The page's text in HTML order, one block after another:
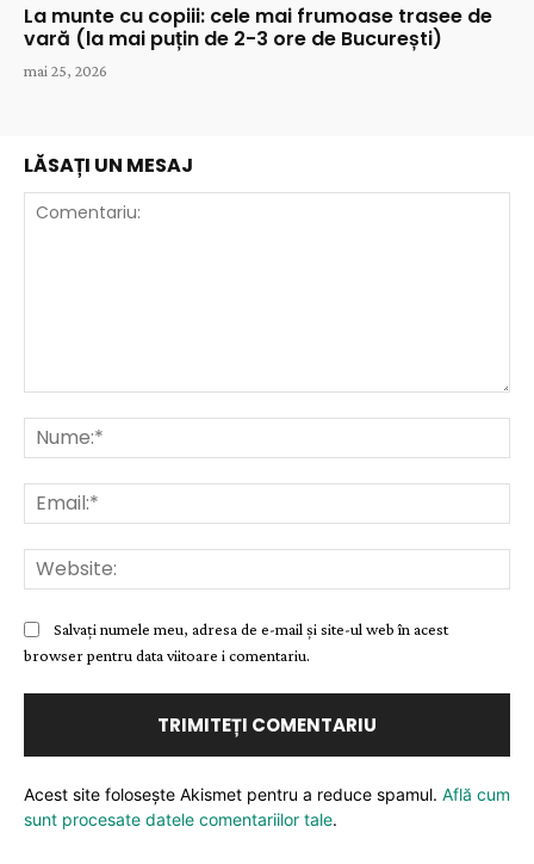
La munte cu copiii: cele mai frumoase trasee de
vară (la mai puțin de 2-3 ore de București)
mai 25, 2026
LĂSAȚI UN MESAJ
Salvați numele meu, adresa de e-mail și site-ul web în acest
browser pentru data viitoare i comentariu.
Acest site folosește Akismet pentru a reduce spamul. Află cum
sunt procesate datele comentariilor tale.